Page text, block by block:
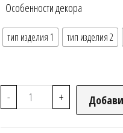
Особенности декора
тип изделия 1 тип изделия 2
- +